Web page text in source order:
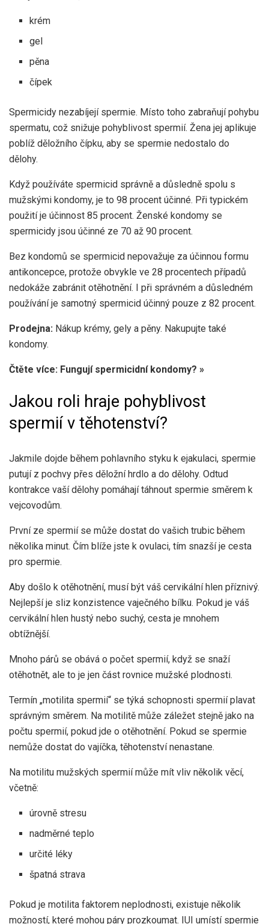
krém
gel
pěna
čípek
Spermicidy nezabíjejí spermie. Místo toho zabraňují pohybu
spermatu, což snižuje pohyblivost spermií. Žena jej aplikuje
poblíž děložního čípku, aby se spermie nedostalo do
dělohy.
Když používáte spermicid správně a důsledně spolu s
mužskými kondomy, je to 98 procent účinné. Při typickém
použití je účinnost 85 procent. Ženské kondomy se
spermicidy jsou účinné ze 70 až 90 procent.
Bez kondomů se spermicid nepovažuje za účinnou formu
antikoncepce, protože obvykle ve 28 procentech případů
nedokáže zabránit otěhotnění. I při správném a důsledném
používání je samotný spermicid účinný pouze z 82 procent.
Prodejna: Nákup krémy, gely a pěny. Nakupujte také
kondomy.
Čtěte více: Fungují spermicidní kondomy? »
Jakou roli hraje pohyblivost
spermií v těhotenství?
Jakmile dojde během pohlavního styku k ejakulaci, spermie
putují z pochvy přes děložní hrdlo a do dělohy. Odtud
kontrakce vaší dělohy pomáhají táhnout spermie směrem k
vejcovodům.
První ze spermií se může dostat do vašich trubic během
několika minut. Čím blíže jste k ovulaci, tím snazší je cesta
pro spermie.
Aby došlo k otěhotnění, musí být váš cervikální hlen příznivý.
Nejlepší je sliz konzistence vaječného bílku. Pokud je váš
cervikální hlen hustý nebo suchý, cesta je mnohem
obtížnější.
Mnoho párů se obává o počet spermií, když se snaží
otěhotnět, ale to je jen část rovnice mužské plodnosti.
Termín „motilita spermií“ se týká schopnosti spermií plavat
správným směrem. Na motilitě může záležet stejně jako na
počtu spermií, pokud jde o otěhotnění. Pokud se spermie
nemůže dostat do vajíčka, těhotenství nenastane.
Na motilitu mužských spermií může mít vliv několik věcí,
včetně:
úrovně stresu
nadměrné teplo
určité léky
špatná strava
Pokud je motilita faktorem neplodnosti, existuje několik
možností, které mohou páry prozkoumat. IUI umístí spermie